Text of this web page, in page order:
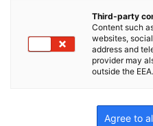
Sie auf den
mit Australien,
Third-party
Content such
websites,
address and
provider may
outside the EEA.
Agree to